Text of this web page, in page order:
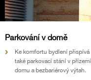
Parkování v domě
Ke komfortu bydlení přispívá
také parkovací stání v přízemí
domu a bezbariérový výtah.